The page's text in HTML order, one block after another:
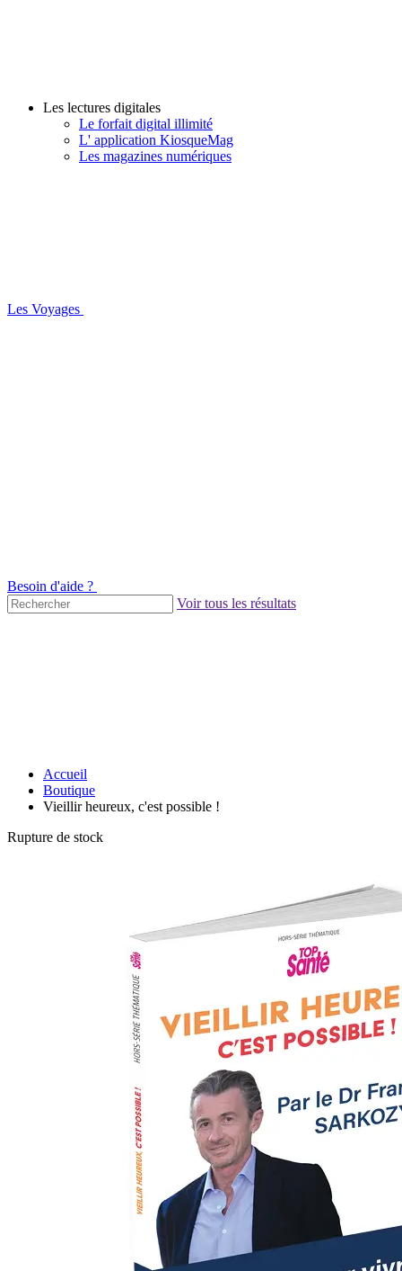
Les lectures digitales
Le forfait digital illimité
L' application KiosqueMag
Les magazines numériques
Les Voyages
Besoin d'aide ?
Voir tous les résultats
Accueil
Boutique
Vieillir heureux, c'est possible !
Rupture de stock